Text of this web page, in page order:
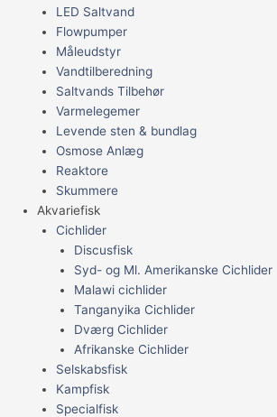
LED Saltvand
Flowpumper
Måleudstyr
Vandtilberedning
Saltvands Tilbehør
Varmelegemer
Levende sten & bundlag
Osmose Anlæg
Reaktore
Skummere
Akvariefisk
Cichlider
Discusfisk
Syd- og Ml. Amerikanske Cichlider
Malawi cichlider
Tanganyika Cichlider
Dværg Cichlider
Afrikanske Cichlider
Selskabsfisk
Kampfisk
Specialfisk